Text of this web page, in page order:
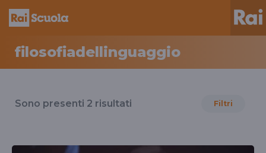
filosofiadellinguaggio
il
filosofiadellinguaggio
Sono presenti 2 risultati Filtri